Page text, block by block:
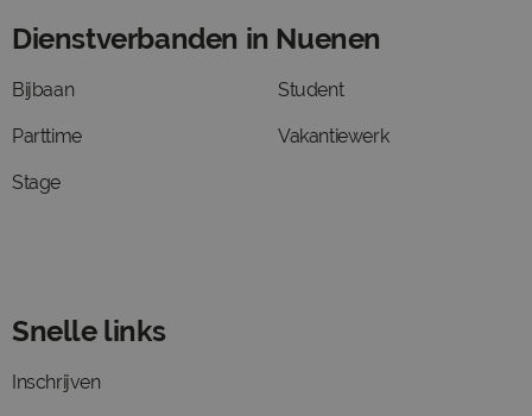
Dienstverbanden in Nuenen
Bijbaan
Parttime
Stage
Student
Vakantiewerk
Snelle links
Inschrijven